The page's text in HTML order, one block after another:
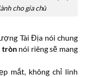
cho gia chủ
Tài Địa nói chung
tròn nói riêng sẽ mang
mắt, không chỉ linh